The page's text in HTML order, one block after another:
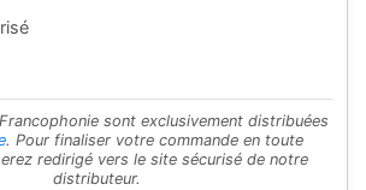
sont exclusivement distribuées
. Pour finaliser votre commande en toute
redirigé vers le site sécurisé de notre
distributeur.